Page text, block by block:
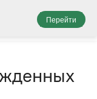
Перейти